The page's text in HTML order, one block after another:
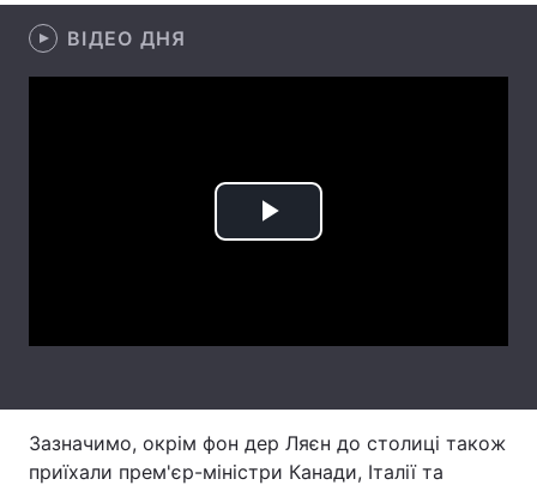
ВІДЕО ДНЯ
Play
Зазначимо, окрім фон дер Ляєн до столиці також
приїхали прем'єр-міністри Канади, Італії та